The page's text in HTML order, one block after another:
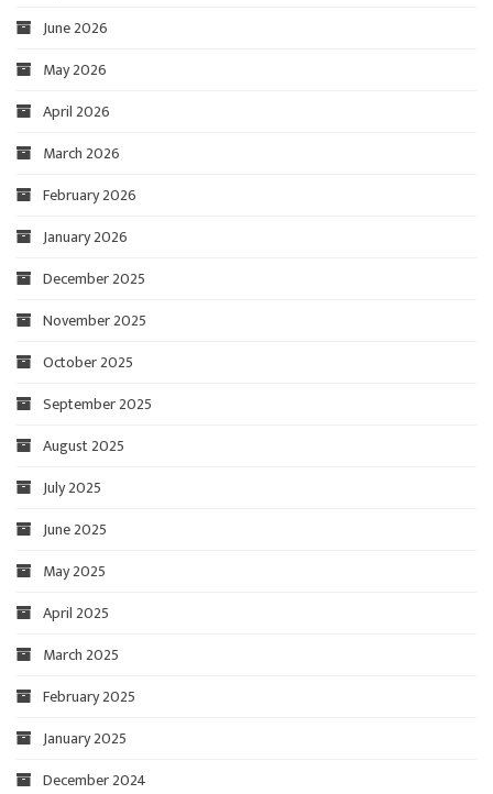
June 2026
May 2026
April 2026
March 2026
February 2026
January 2026
December 2025
November 2025
October 2025
September 2025
August 2025
July 2025
June 2025
May 2025
April 2025
March 2025
February 2025
January 2025
December 2024